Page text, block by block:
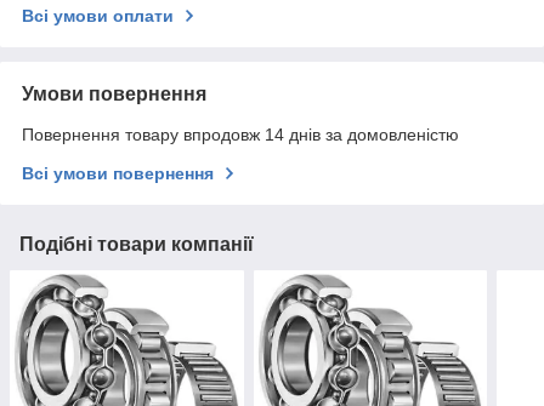
Всі умови оплати
Умови повернення
Повернення товару впродовж 14 днів за домовленістю
Всі умови повернення
Подібні товари компанії